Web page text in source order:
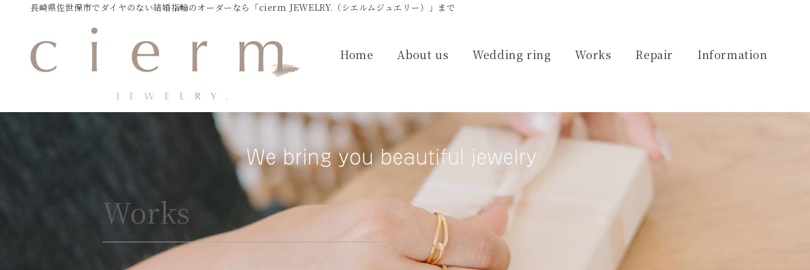
長崎県佐世保市でダイヤのない結婚指輪のオーダーなら「cierm JEWELRY.（シエルムジュエリー）」まで
Home About us Wedding ring Works Repair Information
Works